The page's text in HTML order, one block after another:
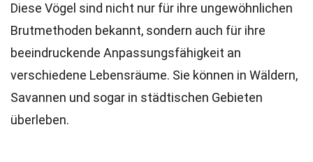
Diese Vögel sind nicht nur für ihre ungewöhnlichen
Brutmethoden bekannt, sondern auch für ihre
beeindruckende Anpassungsfähigkeit an
verschiedene Lebensräume. Sie können in Wäldern,
Savannen und sogar in städtischen Gebieten
überleben.